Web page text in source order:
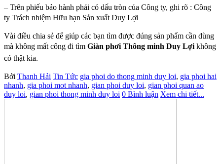
– Trên phiếu bảo hành phải có dấu tròn của Công ty, ghi rõ : Công
ty Trách nhiệm Hữu hạn Sản xuất Duy Lợi
Vài điều chia sẻ để giúp các bạn tìm được đúng sản phẩm cần dùng
mà không mất công đi tìm Giàn phơi Thông minh Duy Lợi không
có thật kia.
Bởi Thanh Hải Tin Tức gia phoi do thong minh duy loi, gia phoi hai
nhanh, gia phoi mot nhanh, gian phoi duy loi, gian phoi quan ao
duy loi, gian phoi thong minh duy loi 0 Bình luận Xem chi tiết...